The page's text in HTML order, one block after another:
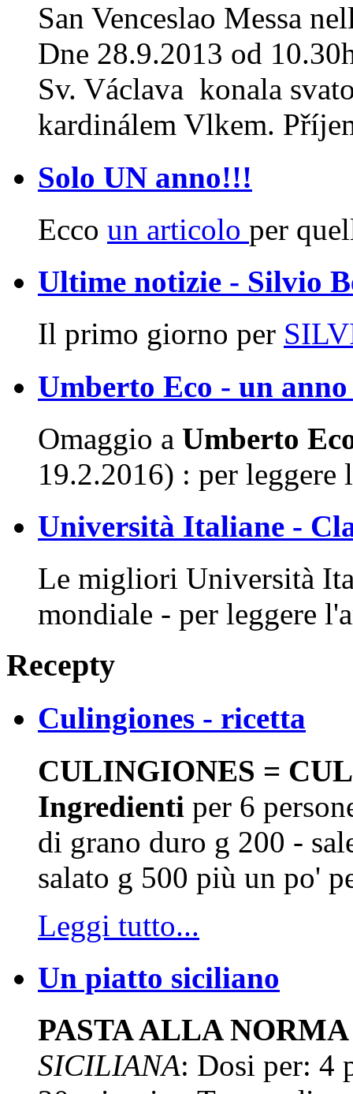
San Venceslao Messa
Dne 28.9.2013 od
Sv. Václava konala
kardinálem Vlkem.
Solo UN anno!!!
Ecco un articolo per
Ultime notizie - Silvio
Il primo giorno per
Umberto Eco - un
Omaggio a Umberto
19.2.2016) : per
Università Italiane -
Le migliori Università
mondiale - per leggere
Recepty
Culingiones - ricetta
CULINGIONES =
Ingredienti per 6
di grano duro g 200 -
salato g 500 più un po'
Leggi tutto...
Un piatto siciliano
PASTA ALLA NORMA
SICILIANA: Dosi per: 4